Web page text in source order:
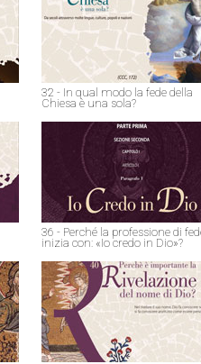
32 - In qual modo la fede della
Chiesa è una sola?
36 - Perché la professione di
inizia con: «Io credo in Dio»?